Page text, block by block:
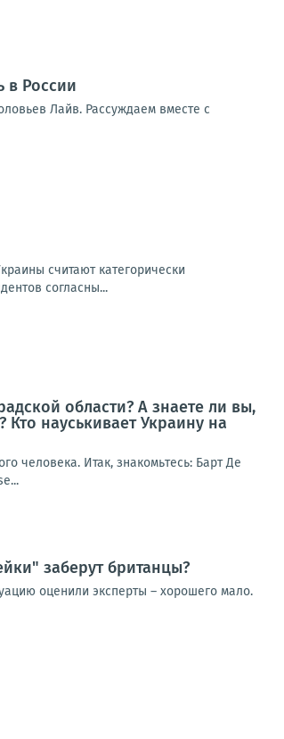
в России
Лайв. Рассуждаем вместе с
считают категорически
согласны...
области? А знаете ли вы,
науськивает Украину на
человека. Итак, знакомьтесь: Барт Де
заберут британцы?
оценили эксперты – хорошего мало.